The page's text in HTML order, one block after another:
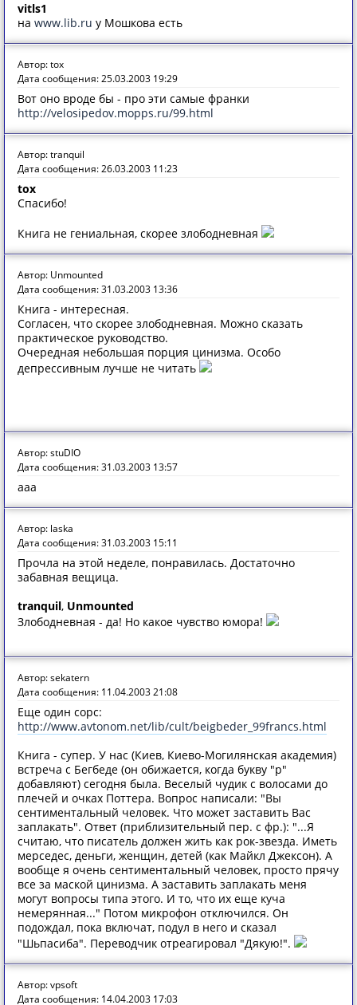
vitls1
на www.lib.ru у Мошкова есть
Автор: tox
Дата сообщения: 25.03.2003 19:29
Вот оно вроде бы - про эти самые франки
http://velosipedov.mopps.ru/99.html
Автор: tranquil
Дата сообщения: 26.03.2003 11:23
tox
Спасибо!
Книга не гениальная, скорее злободневная
Автор: Unmounted
Дата сообщения: 31.03.2003 13:36
Книга - интересная.
Согласен, что скорее злободневная. Можно сказать
практическое руководство.
Очередная небольшая порция цинизма. Особо
депрессивным лучше не читать
Автор: stuDIO
Дата сообщения: 31.03.2003 13:57
aaa
Автор: laska
Дата сообщения: 31.03.2003 15:11
Прочла на этой неделе, понравилась. Достаточно
забавная вещица.
tranquil, Unmounted
Злободневная - да! Но какое чувство юмора!
Автор: sekatern
Дата сообщения: 11.04.2003 21:08
Еще один сорс:
http://www.avtonom.net/lib/cult/beigbeder_99francs.html
Книга - супер. У нас (Киев, Киево-Могилянская академия)
встреча с Бегбеде (он обижается, когда букву "р"
добавляют) сегодня была. Веселый чудик с волосами до
плечей и очках Поттера. Вопрос написали: "Вы
сентиментальный человек. Что может заставить Вас
заплакать". Ответ (приблизительный пер. с фр.): "...Я
считаю, что писатель должен жить как рок-звезда. Иметь
мерседес, деньги, женщин, детей (как Майкл Джексон). А
вообще я очень сентиментальный человек, просто прячу
все за маской цинизма. А заставить заплакать меня
могут вопросы типа этого. И то, что их еще куча
немерянная..." Потом микрофон отключился. Он
подождал, пока включат, подул в него и сказал
"Шьпасиба". Переводчик отреагировал "Дякую!".
Автор: vpsoft
Дата сообщения: 14.04.2003 17:03